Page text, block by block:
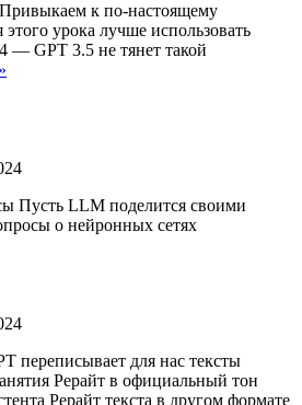
к по-настоящему
урока лучше использовать
— GPT 3.5 не тянет такой
Пусть LLM поделится своими
о нейронных сетях
переписывает для нас тексты
Рерайт в официальный тон
Рерайт текста в другом формате